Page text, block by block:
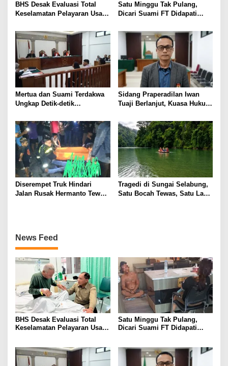
s
BHS Desak Evaluasi Total
Keselamatan Pelayaran Usai
Sentosa 2
Satu Minggu Tak Pulang,
Dicari Suami FT Didapati
Mertua dan Suami Terdakwa
Ungkap Detik-detik
Asep di Kertapati
Sidang Praperadilan Iwan
Tuaji Berlanjut, Kuasa Hukum
Penggeledahan
Diserempet Truk Hindari
Jalan Rusak Hermanto Tewas
Tragedi di Sungai Selabung,
Satu Bocah Tewas, Satu Lagi
News Feed
BHS Desak Evaluasi Total
Keselamatan Pelayaran Usai
Satu Minggu Tak Pulang,
Dicari Suami FT Didapati